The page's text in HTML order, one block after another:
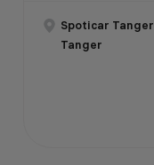
Spoticar Tanger
Tanger